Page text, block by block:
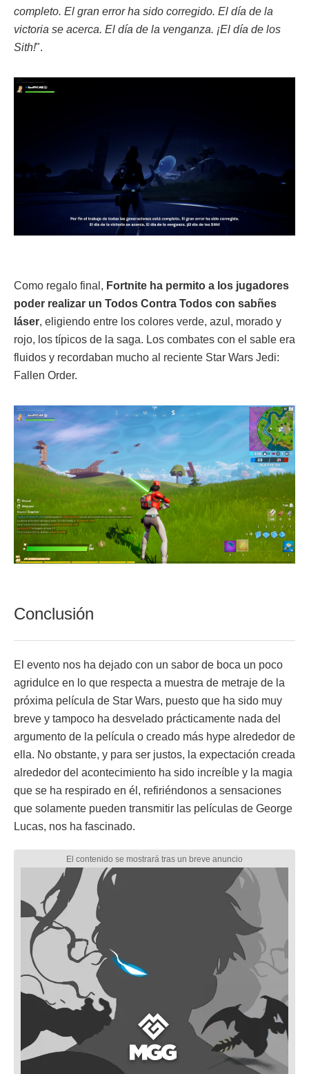
completo. El gran error ha sido corregido. El día de la
victoria se acerca. El día de la venganza. ¡El día de los
Sith!".
Como regalo final, Fortnite ha permito a los jugadores
poder realizar un Todos Contra Todos con sabñes
láser, eligiendo entre los colores verde, azul, morado y
rojo, los típicos de la saga. Los combates con el sable era
fluidos y recordaban mucho al reciente Star Wars Jedi:
Fallen Order.
Conclusión
El evento nos ha dejado con un sabor de boca un poco
agridulce en lo que respecta a muestra de metraje de la
próxima película de Star Wars, puesto que ha sido muy
breve y tampoco ha desvelado prácticamente nada del
argumento de la película o creado más hype alrededor de
ella. No obstante, y para ser justos, la expectación creada
alrededor del acontecimiento ha sido increíble y la magia
que se ha respirado en él, refiriéndonos a sensaciones
que solamente pueden transmitir las películas de George
Lucas, nos ha fascinado.